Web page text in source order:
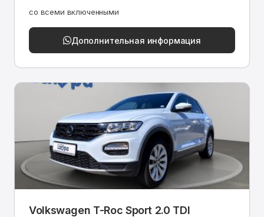
со всеми включенными
Дополнительная информация
Volkswagen T-Roc Sport 2.0 TDI